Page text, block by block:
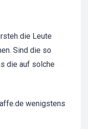
die Leute
Sind die so
die auf solche
wenigstens